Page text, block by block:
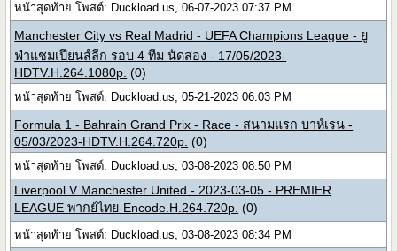
หน้าสุดท้าย โพสต์: Duckload.us, 06-07-2023 07:37 PM
Manchester City vs Real Madrid - UEFA Champions League - ยู
ฟ่าแชมเปียนส์ลีก รอบ 4 ทีม นัดสอง - 17/05/2023-
HDTV.H.264.1080p. (0)
หน้าสุดท้าย โพสต์: Duckload.us, 05-21-2023 06:03 PM
Formula 1 - Bahrain Grand Prix - Race - สนามแรก บาห์เรน -
05/03/2023-HDTV.H.264.720p. (0)
หน้าสุดท้าย โพสต์: Duckload.us, 03-08-2023 08:50 PM
Liverpool V Manchester United - 2023-03-05 - PREMIER
LEAGUE พากย์ไทย-Encode.H.264.720p. (0)
หน้าสุดท้าย โพสต์: Duckload.us, 03-08-2023 08:34 PM